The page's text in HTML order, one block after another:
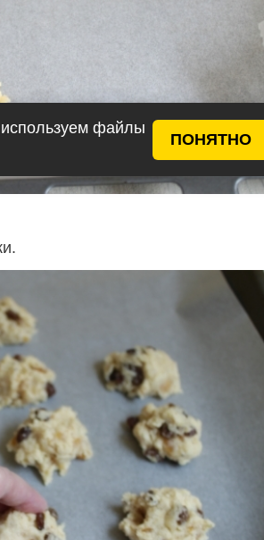
файлы
ПОНЯТНО